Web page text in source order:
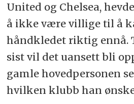
United og Chelsea,
å ikke være villige til å
håndkledet riktig ennå.
sist vil det uansett bli
gamle hovedpersonen
hvilken klubb han